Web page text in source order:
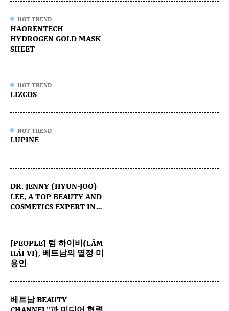
HOT TREND
HAORENTECH –
HYDROGEN GOLD MASK
SHEET
HOT TREND
LIZCOS
HOT TREND
LUPINE
DR. JENNY (HYUN-JOO)
LEE, A TOP BEAUTY AND
COSMETICS EXPERT IN
[PEOPLE] 럼 하이비(LÂM
HẢI VI), 베트남의 열정 미
용인
베트남 BEAUTY